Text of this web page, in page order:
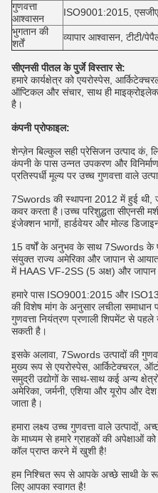
गुणवत्ता
आश्वासन
ISO9001:2015,
भुगतान की
शर्तें
व्यापार आश्वासन, टीटी/
सीएनसी पीतल के पुर्जे विस्तार से:
हमारे कार्यक्षेत्र को एयरोस्पेस,
ऑप्टिकल और संचार, साथ ही
है।
कंपनी प्रोफाइल:
शेन्ज़ेन बिल्कुल सही प्रेसिजन उत्पाद कं,
कंपनी के पास उन्नत उपकरण और
प्रतिस्पर्धी मूल्य पर उच्च गुणवत्ता वाले
7Swords की स्थापना 2012 में हुई थी,
कवर करता है।उच्च परिशुद्धता सीएनसी
इंजेक्शन भागों, हार्डवेयर और मोल्ड
15 वर्षों के अनुभव के साथ 7Swords के
संयुक्त राज्य अमेरिका और जापान से
में HAAS VF-2SS (5 अक्ष) और
हमारे पास ISO9001:2015 और
की विशेष मांग के अनुसार लचीला समाधान
गुणवत्ता नियंत्रण प्रणाली शिपमेंट से पहले
सकती है।
इसके अलावा, 7Swords उत्पादों की
मुख्य रूप से एयरोस्पेस, आर्किटेक्चरल,
समुद्री उद्योगों के साथ-साथ कई अन्य
अमेरिका, जर्मनी, एशिया और यूरोप और देश
जाता है।
हमारा लक्ष्य उच्च गुणवत्ता वाले
के माध्यम से हमारे ग्राहकों की अपेक्षाओं
कॉल प्राप्त करने में खुशी है!
हम निश्चित रूप से आपके अच्छे साथी के
लिए आपका स्वागत है!